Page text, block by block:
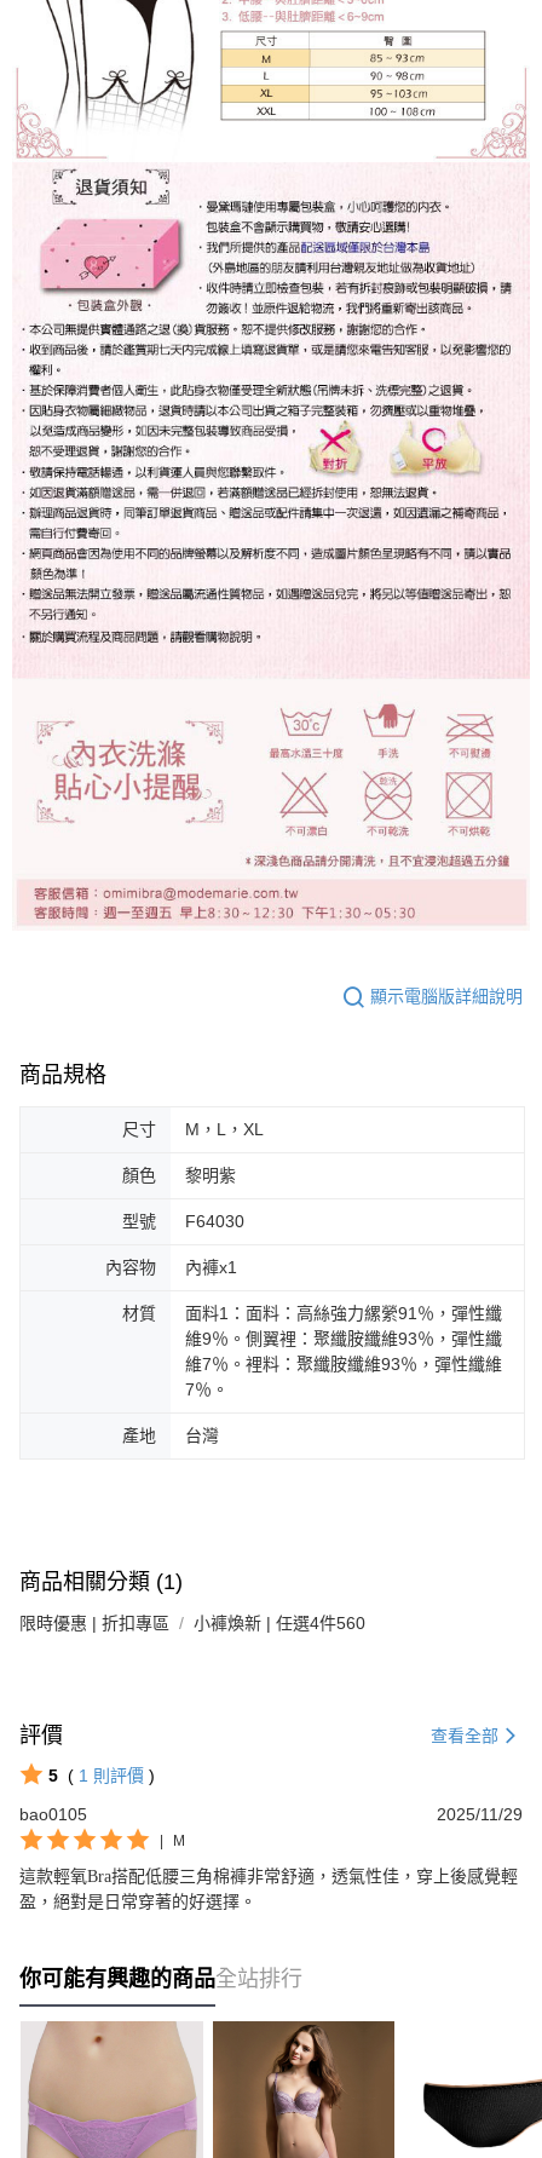
顯示電腦版詳細說明
商品規格
尺寸 M，L，XL
顏色 黎明紫
型號 F64030
內容物 內褲x1
材質
面料1：面料：高絲強力縲縈91％，彈性纖
維9％。側翼裡：聚纖胺纖維93％，彈性纖
維7％。裡料：聚纖胺纖維93％，彈性纖維
7％。
產地 台灣
商品相關分類 (1)
限時優惠 | 折扣專區 小褲煥新 | 任選4件560
評價 查看全部
5 ( 1 則評價 )
bao0105
2025/11/29
| M
這款輕氧Bra搭配低腰三角棉褲非常舒適，透氣性佳，穿上後感覺輕
盈，絕對是日常穿著的好選擇。
你可能有興趣的商品全站排行